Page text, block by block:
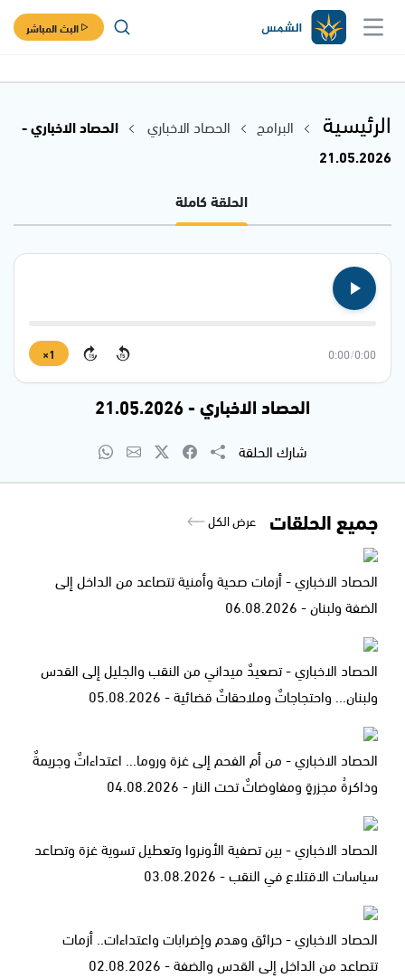
البث المباشر
الرئيسية البرامج الحصاد الاخباري
الحصاد الاخباري -
21.05.2026
الحلقة كاملة
0:00
/
0:00
15
15
1×
الحصاد الاخباري - 21.05.2026
شارك الحلقة
جميع الحلقات عرض الكل
الحصاد الاخباري - أزمات صحية وأمنية تتصاعد من الداخل إلى
الضفة ولبنان - 06.08.2026
الحصاد الاخباري - تصعيدٌ ميداني من النقب والجليل إلى القدس
ولبنان... واحتجاجاتٌ وملاحقاتٌ قضائية - 05.08.2026
الحصاد الاخباري - من أم الفحم إلى غزة وروما... اعتداءاتٌ وجريمةٌ
وذاكرةُ مجزرةٍ ومفاوضاتٌ تحت النار - 04.08.2026
الحصاد الاخباري - بين تصفية الأونروا وتعطيل تسوية غزة وتصاعد
سياسات الاقتلاع في النقب - 03.08.2026
الحصاد الاخباري - حرائق وهدم وإضرابات واعتداءات.. أزمات
تتصاعد من الداخل إلى القدس والضفة - 02.08.2026